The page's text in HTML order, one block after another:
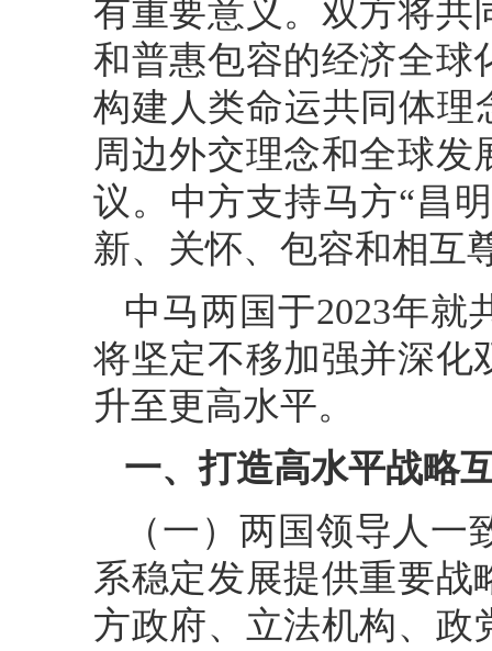
有重要意义。双方将共
和普惠包容的经济全球
构建人类命运共同体理
周边外交理念和全球
议。中方支持马方“昌
新、关怀、包容和相互
中马两国于2023年就
将坚定不移加强并深化
升至更高水平。
一、打造高水平战略
（一）两国领导人
系稳定发展提供重要
方政府、立法机构、政